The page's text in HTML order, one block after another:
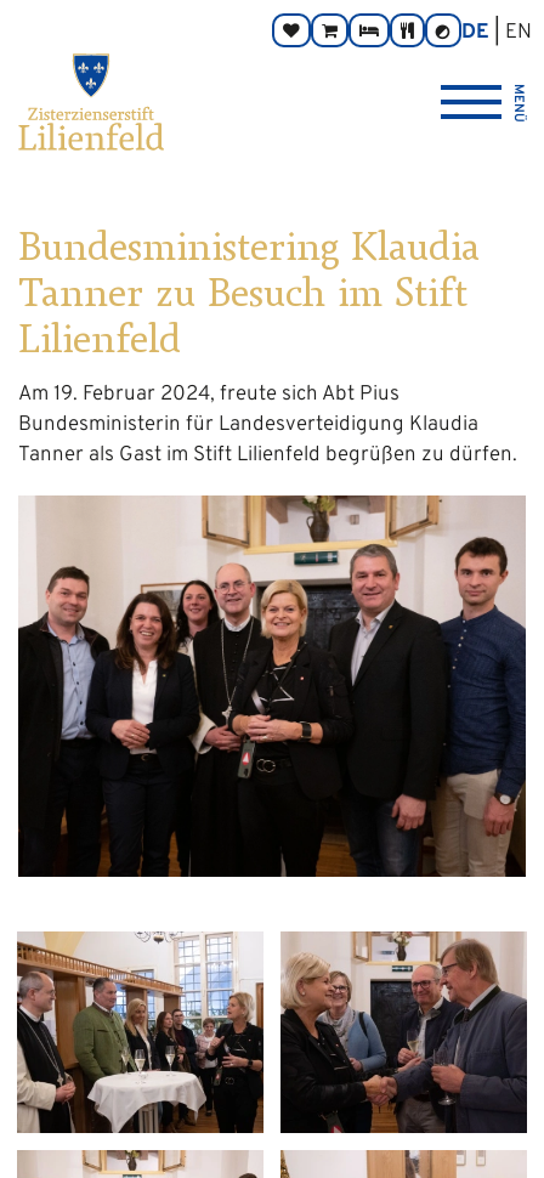
SpendenOnline-ZimmerTaverneKontrast
umschalten
DE
EN
Zisterzienserstift
Lilienfeld
verlinkt
MENÜ
Bundesministering Klaudia
Tanner zu Besuch im Stift
Lilienfeld
Am 19. Februar 2024, freute sich Abt Pius
Bundesministerin für Landesverteidigung Klaudia
Tanner als Gast im Stift Lilienfeld begrüßen zu dürfen.
Größere
Bildversion
anzeigen
Bildversion
anzeigen
Größere
Größere